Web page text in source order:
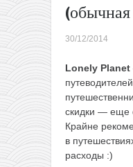
30/12/2014
Lonely Planet
скидки — еще
Крайне
в
расходы :)